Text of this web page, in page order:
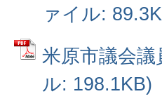
ァイル:
米原市議会
ル: 198.1KB)